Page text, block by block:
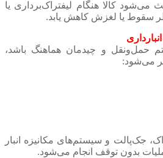
کالا هنگام لیفتراک‌برداری یا
سقوط یا لغزش کاهش یابد.
حمل‌ونقل و چیدمان هماهنگ باشد،
می‌شود:
جک‌پالت و سیستم‌های مکانیزه انبار
بدون توقف انجام می‌شود.